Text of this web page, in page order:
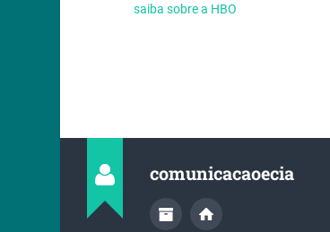
saiba sobre a HBO
comunicacaoecia